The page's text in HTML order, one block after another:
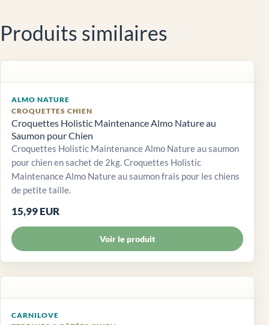
Produits similaires
ALMO NATURE
CROQUETTES CHIEN
Croquettes Holistic Maintenance Almo Nature au
Saumon pour Chien
Croquettes Holistic Maintenance Almo Nature au saumon
pour chien en sachet de 2kg. Croquettes Holistic
Maintenance Almo Nature au saumon frais pour les chiens
de petite taille.
15,99 EUR
Voir le produit
CARNILOVE